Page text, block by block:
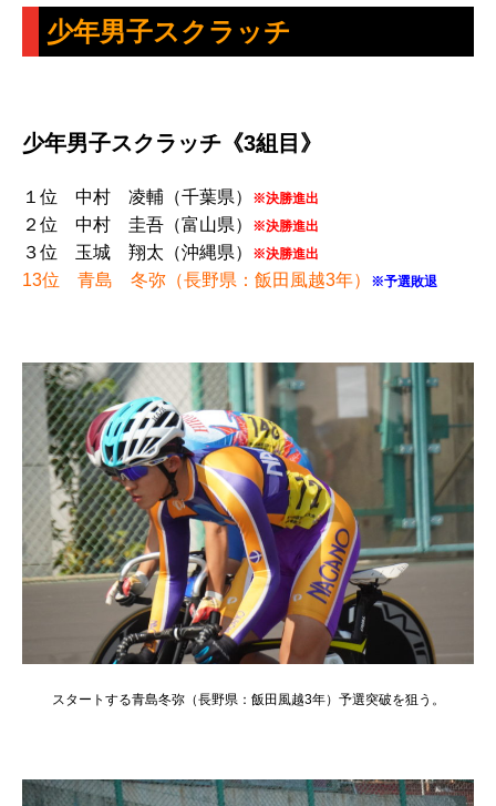
少年男子スクラッチ
少年男子スクラッチ《3組目》
１位 中村 凌輔（千葉県） ※決勝進出
２位 中村 圭吾（富山県） ※決勝進出
３位 玉城 翔太（沖縄県） ※決勝進出
13位 青島 冬弥（長野県：飯田風越3年） ※予選敗退
スタートする青島冬弥（長野県：飯田風越3年）予選突破を狙う。